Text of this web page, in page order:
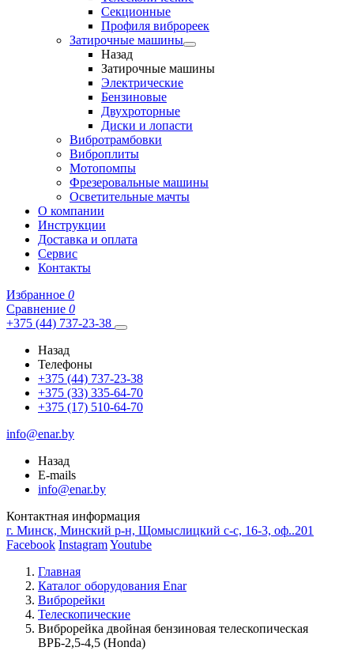
Секционные
Профиля виброреек
Затирочные машины
Назад
Затирочные машины
Электрические
Бензиновые
Двухроторные
Диски и лопасти
Вибротрамбовки
Виброплиты
Мотопомпы
Фрезеровальные машины
Осветительные мачты
О компании
Инструкции
Доставка и оплата
Сервис
Контакты
Избранное 0
Сравнение 0
+375 (44) 737-23-38
Назад
Телефоны
+375 (44) 737-23-38
+375 (33) 335-64-70
+375 (17) 510-64-70
info@enar.by
Назад
E-mails
info@enar.by
Контактная информация
г. Минск, Минский р-н, Щомыслицкий с-с, 16-3, оф..201
Facebook InstagramYoutube
Главная
Каталог оборудования Enar
Виброрейки
Телескопические
Виброрейка двойная бензиновая телескопическая
ВРБ-2,5-4,5 (Honda)